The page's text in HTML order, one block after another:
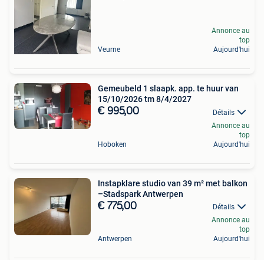
Veurne
Annonce au
top
Aujourd'hui
Gemeubeld 1 slaapk. app. te huur van
15/10/2026 tm 8/4/2027
€ 995,00 Détails
Hoboken
Annonce au
top
Aujourd'hui
Instapklare studio van 39 m² met balkon
–Stadspark Antwerpen
€ 775,00 Détails
Antwerpen
Annonce au
top
Aujourd'hui